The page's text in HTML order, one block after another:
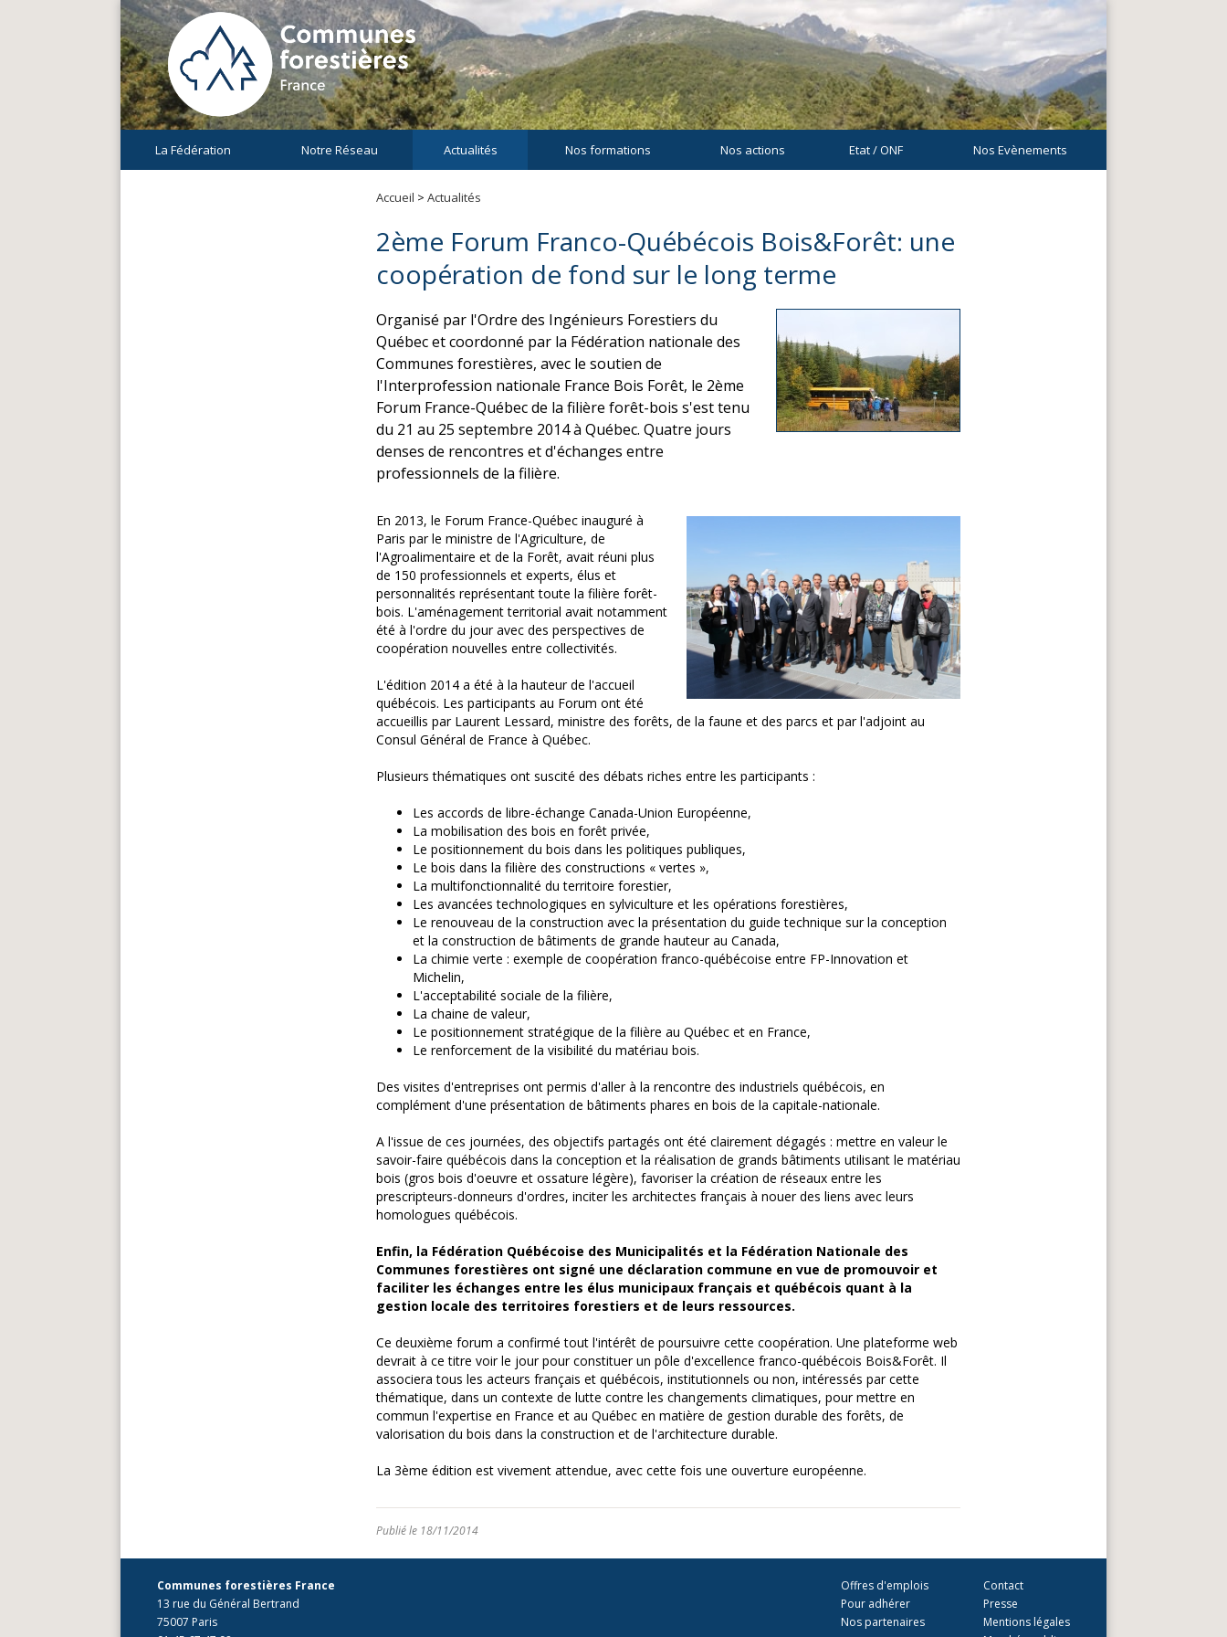
La Fédération Notre Réseau Actualités Nos formations Nos actions Etat / ONF Nos Evènements
Accueil > Actualités
2ème Forum Franco-Québécois Bois&Forêt: une
coopération de fond sur le long terme
Organisé par l'Ordre des Ingénieurs Forestiers du
Québec et coordonné par la Fédération nationale des
Communes forestières, avec le soutien de
l'Interprofession nationale France Bois Forêt, le 2ème
Forum France-Québec de la filière forêt-bois s'est tenu
du 21 au 25 septembre 2014 à Québec. Quatre jours
denses de rencontres et d'échanges entre
professionnels de la filière.
En 2013, le Forum France-Québec inauguré à
Paris par le ministre de l'Agriculture, de
l'Agroalimentaire et de la Forêt, avait réuni plus
de 150 professionnels et experts, élus et
personnalités représentant toute la filière forêt-
bois. L'aménagement territorial avait notamment
été à l'ordre du jour avec des perspectives de
coopération nouvelles entre collectivités.
L'édition 2014 a été à la hauteur de l'accueil
québécois. Les participants au Forum ont été
accueillis par Laurent Lessard, ministre des forêts, de la faune et des parcs et par l'adjoint au
Consul Général de France à Québec.
Plusieurs thématiques ont suscité des débats riches entre les participants :
Les accords de libre-échange Canada-Union Européenne,
La mobilisation des bois en forêt privée,
Le positionnement du bois dans les politiques publiques,
Le bois dans la filière des constructions « vertes »,
La multifonctionnalité du territoire forestier,
Les avancées technologiques en sylviculture et les opérations forestières,
Le renouveau de la construction avec la présentation du guide technique sur la conception
et la construction de bâtiments de grande hauteur au Canada,
La chimie verte : exemple de coopération franco-québécoise entre FP-Innovation et
Michelin,
L'acceptabilité sociale de la filière,
La chaine de valeur,
Le positionnement stratégique de la filière au Québec et en France,
Le renforcement de la visibilité du matériau bois.
Des visites d'entreprises ont permis d'aller à la rencontre des industriels québécois, en
complément d'une présentation de bâtiments phares en bois de la capitale-nationale.
A l'issue de ces journées, des objectifs partagés ont été clairement dégagés : mettre en valeur le
savoir-faire québécois dans la conception et la réalisation de grands bâtiments utilisant le matériau
bois (gros bois d'oeuvre et ossature légère), favoriser la création de réseaux entre les
prescripteurs-donneurs d'ordres, inciter les architectes français à nouer des liens avec leurs
homologues québécois.
Enfin, la Fédération Québécoise des Municipalités et la Fédération Nationale des
Communes forestières ont signé une déclaration commune en vue de promouvoir et
faciliter les échanges entre les élus municipaux français et québécois quant à la
gestion locale des territoires forestiers et de leurs ressources.
Ce deuxième forum a confirmé tout l'intérêt de poursuivre cette coopération. Une plateforme web
devrait à ce titre voir le jour pour constituer un pôle d'excellence franco-québécois Bois&Forêt. Il
associera tous les acteurs français et québécois, institutionnels ou non, intéressés par cette
thématique, dans un contexte de lutte contre les changements climatiques, pour mettre en
commun l'expertise en France et au Québec en matière de gestion durable des forêts, de
valorisation du bois dans la construction et de l'architecture durable.
La 3ème édition est vivement attendue, avec cette fois une ouverture européenne.
Publié le 18/11/2014
Communes forestières France
13 rue du Général Bertrand
75007 Paris
Contact
Presse
Mentions légales
Offres d'emplois
Pour adhérer
Nos partenaires